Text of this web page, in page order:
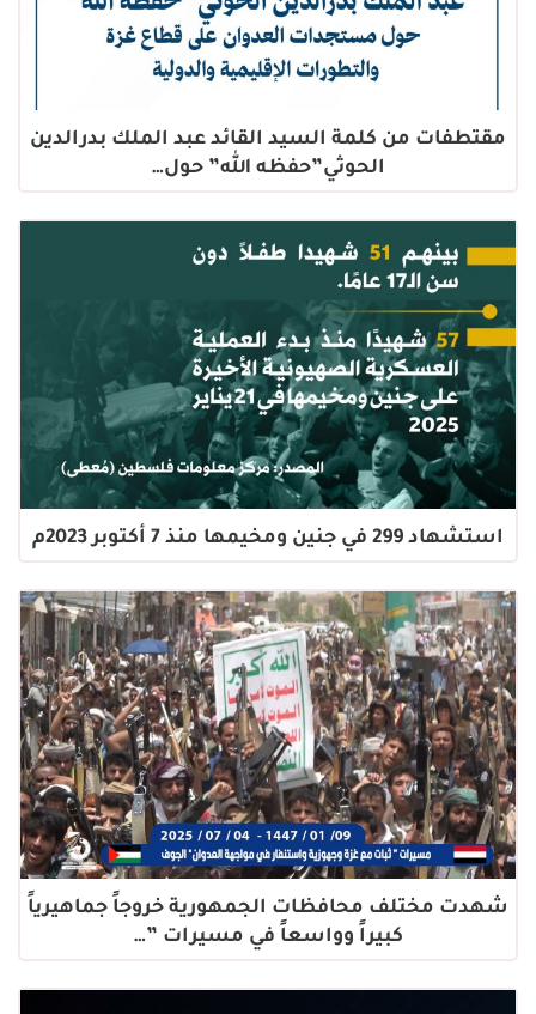
مقتطفات من كلمة السيد القائد عبد الملك بدرالدين
الحوثي”حفظه الله” حول…
استشهاد 299 في جنين ومخيمها منذ 7 أكتوبر 2023م
شهدت مختلف محافظات الجمهورية خروجاً جماهيرياً
كبيراً وواسعاً في مسيرات ”…